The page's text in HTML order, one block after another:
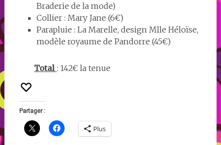
Braderie de la mode)
Collier : Mary Jane (6€)
Parapluie : La Marelle, design Mlle Héloïse,
modèle royaume de Pandorre (45€)
Total : 142€ la tenue
Partager :
Plus